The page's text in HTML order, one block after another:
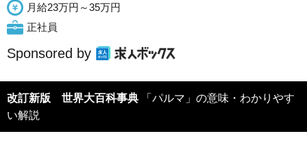
月給23万円～35万円
正社員
Sponsored by
改訂新版 世界大百科事典 「パルマ」の意味・わかりやす
い解説